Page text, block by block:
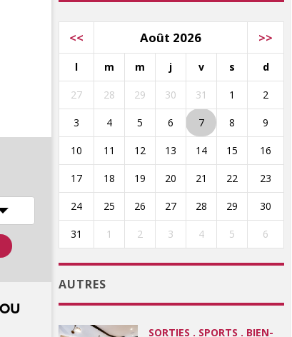
<< Août 2026 >>
l m m j v s d
27 28 29 30 31 1 2
3 4 5 6 7 8 9
10 11 12 13 14 15 16
17 18 19 20 21 22 23
24 25 26 27 28 29 30
31 1 2 3 4 5 6
AUTRES
SORTIES . SPORTS . BIEN-